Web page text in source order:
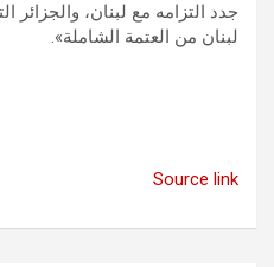
جدد التزامه مع لبنان، والجزائر
لبنان من العتمة الشاملة».
Source link